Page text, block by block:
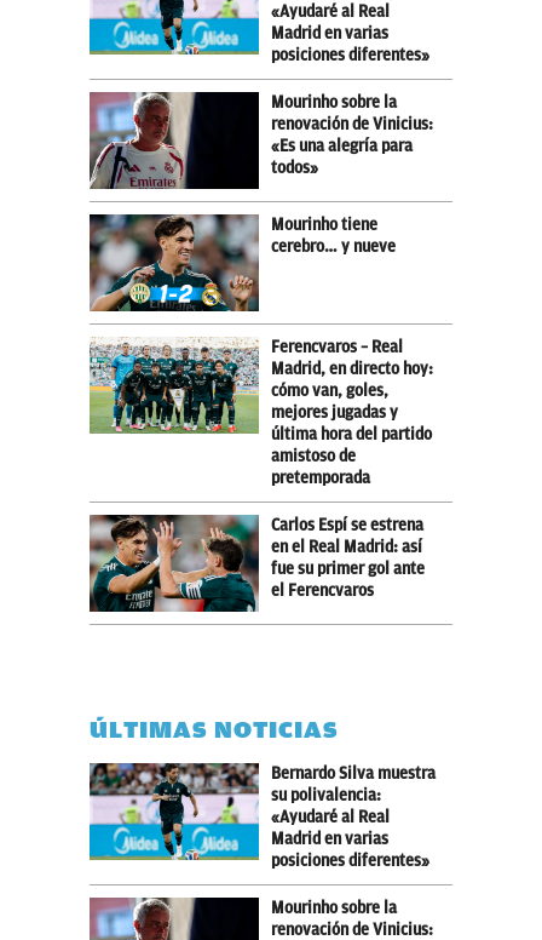
«Ayudaré al Real
Madrid en varias
posiciones diferentes»
Mourinho sobre la
renovación de Vinicius:
«Es una alegría para
todos»
Mourinho tiene
cerebro… y nueve
Ferencvaros – Real
Madrid, en directo hoy:
cómo van, goles,
mejores jugadas y
última hora del partido
amistoso de
pretemporada
Carlos Espí se estrena
en el Real Madrid: así
fue su primer gol ante
el Ferencvaros
ÚLTIMAS NOTICIAS
Bernardo Silva muestra
su polivalencia:
«Ayudaré al Real
Madrid en varias
posiciones diferentes»
Mourinho sobre la
renovación de Vinicius: